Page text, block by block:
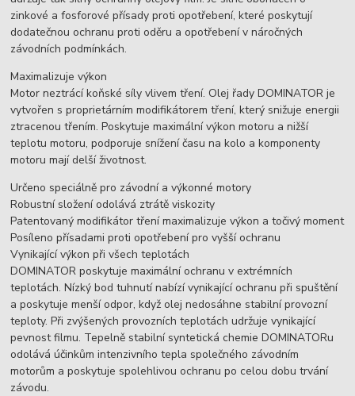
zinkové a fosforové přísady proti opotřebení, které poskytují
dodatečnou ochranu proti oděru a opotřebení v náročných
závodních podmínkách.
Maximalizuje výkon
Motor neztrácí koňské síly vlivem tření. Olej řady DOMINATOR je
vytvořen s proprietárním modifikátorem tření, který snižuje energii
ztracenou třením. Poskytuje maximální výkon motoru a nižší
teplotu motoru, podporuje snížení času na kolo a komponenty
motoru mají delší životnost.
Určeno speciálně pro závodní a výkonné motory
Robustní složení odolává ztrátě viskozity
Patentovaný modifikátor tření maximalizuje výkon a točivý moment
Posíleno přísadami proti opotřebení pro vyšší ochranu
Vynikající výkon při všech teplotách
DOMINATOR poskytuje maximální ochranu v extrémních
teplotách. Nízký bod tuhnutí nabízí vynikající ochranu při spuštění
a poskytuje menší odpor, když olej nedosáhne stabilní provozní
teploty. Při zvýšených provozních teplotách udržuje vynikající
pevnost filmu. Tepelně stabilní syntetická chemie DOMINATORu
odolává účinkům intenzivního tepla společného závodním
motorům a poskytuje spolehlivou ochranu po celou dobu trvání
závodu.